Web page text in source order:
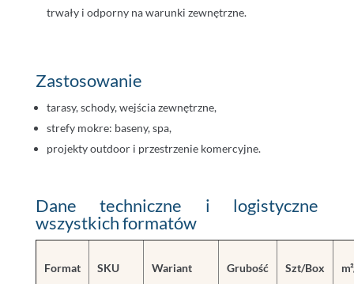
trwały i odporny na warunki zewnętrzne.
Zastosowanie
tarasy, schody, wejścia zewnętrzne,
strefy mokre: baseny, spa,
projekty outdoor i przestrzenie komercyjne.
Dane techniczne i logistyczne
wszystkich formatów
Format SKU Wariant Grubość Szt/Box